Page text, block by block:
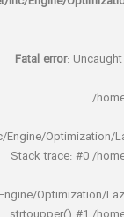
Fatal error
rocket/inc/Engine/
Stack
rocket/inc/Engine/